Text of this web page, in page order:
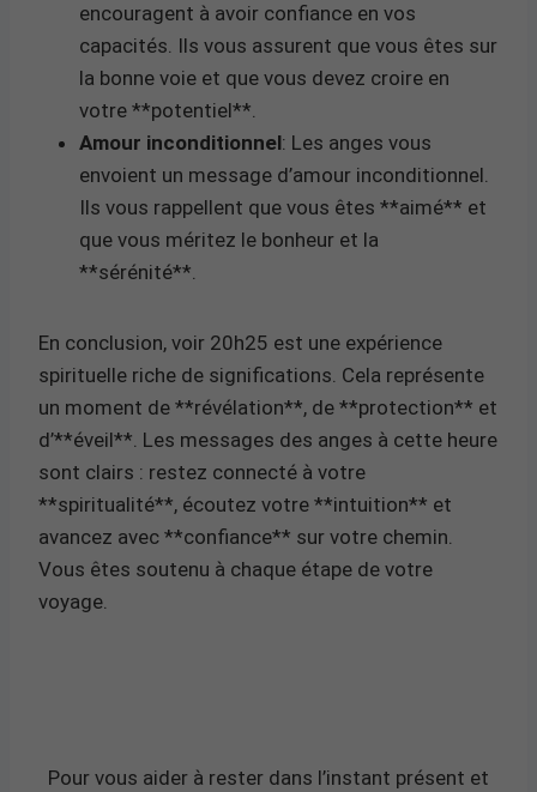
encouragent à avoir confiance en vos
capacités. Ils vous assurent que vous êtes sur
la bonne voie et que vous devez croire en
votre **potentiel**.
Amour inconditionnel: Les anges vous
envoient un message d’amour inconditionnel.
Ils vous rappellent que vous êtes **aimé** et
que vous méritez le bonheur et la
**sérénité**.
En conclusion, voir 20h25 est une expérience
spirituelle riche de significations. Cela représente
un moment de **révélation**, de **protection** et
d’**éveil**. Les messages des anges à cette heure
sont clairs : restez connecté à votre
**spiritualité**, écoutez votre **intuition** et
avancez avec **confiance** sur votre chemin.
Vous êtes soutenu à chaque étape de votre
voyage.
Pour vous aider à rester dans l’instant présent et